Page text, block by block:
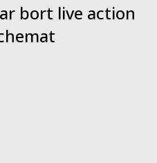
bort live action